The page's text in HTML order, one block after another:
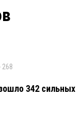
342 сильных